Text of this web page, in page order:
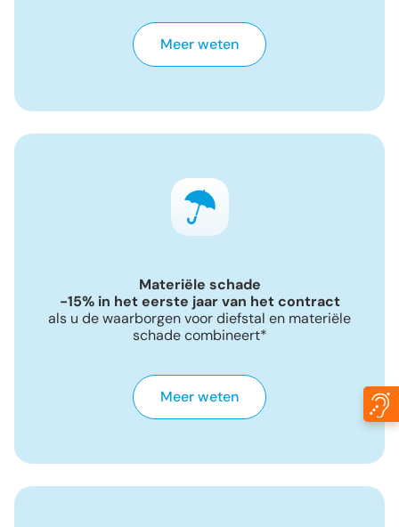
Meer weten
Materiële schade
-15% in het eerste jaar van het contract
als u de waarborgen voor diefstal en materiële
schade combineert*
Meer weten